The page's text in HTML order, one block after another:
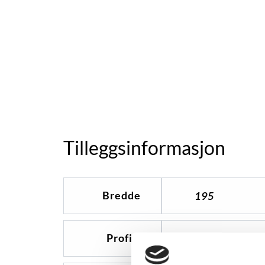
Tilleggsinformasjon
Bredde 195
Profil